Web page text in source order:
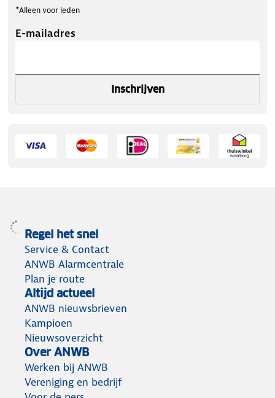
*Alleen voor leden
E-mailadres
Inschrijven
Regel het snel
Service & Contact
ANWB Alarmcentrale
Plan je route
Altijd actueel
ANWB nieuwsbrieven
Kampioen
Nieuwsoverzicht
Over ANWB
Werken bij ANWB
Vereniging en bedrijf